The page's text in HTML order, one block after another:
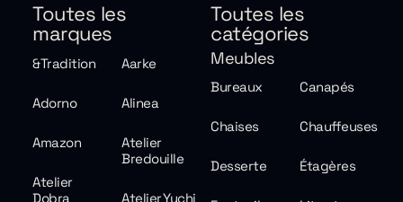
Toutes les
marques
&Tradition Aarke
Adorno Alinea
Amazon
Atelier
Bredouille
Atelier
Dobra
Atelier Yuchi
Toutes les
catégories
Meubles
Bureaux Canapés
Chaises Chauffeuses
Desserte Étagères